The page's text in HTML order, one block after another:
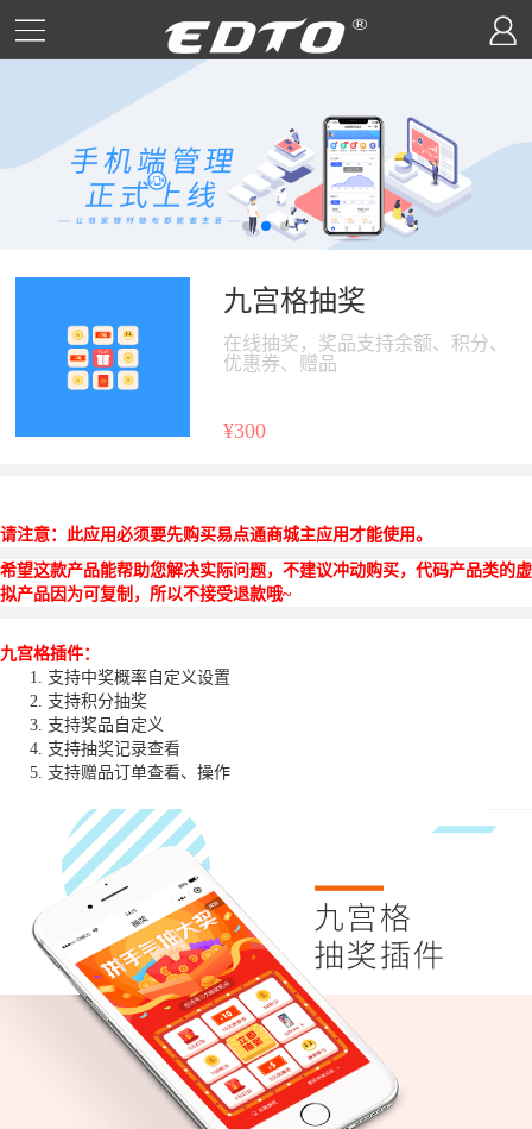
九宫格抽奖
在线抽奖，奖品支持余额、积分、
优惠券、赠品
¥300
请注意：此应用必须要先购买易点通商城主应用才能使用。
希望这款产品能帮助您解决实际问题，不建议冲动购买，代码产品类的虚
拟产品因为可复制，所以不接受退款哦~
九宫格插件：
支持中奖概率自定义设置
支持积分抽奖
支持奖品自定义
支持抽奖记录查看
支持赠品订单查看、操作